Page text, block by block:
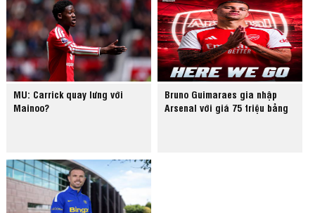
MU: Carrick quay lưng với
Mainoo?
Bruno Guimaraes gia nhập
Arsenal với giá 75 triệu bảng